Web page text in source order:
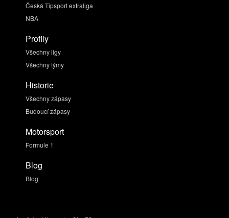
Česká Tipsport extraliga
NBA
Profily
Všechny ligy
Všechny týmy
Historie
Všechny zápasy
Budoucí zápasy
Motorsport
Formule 1
Blog
Blog